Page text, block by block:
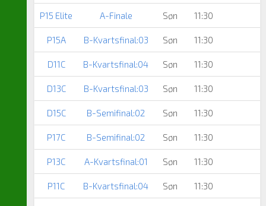
P15 Elite A-Finale Søn 11:30
P15A B-Kvartsfinal:03 Søn 11:30
D11C B-Kvartsfinal:04 Søn 11:30
D13C B-Kvartsfinal:03 Søn 11:30
D15C B-Semifinal:02 Søn 11:30
P17C B-Semifinal:02 Søn 11:30
P13C A-Kvartsfinal:01 Søn 11:30
P11C B-Kvartsfinal:04 Søn 11:30